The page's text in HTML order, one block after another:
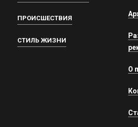
ПРОИСШЕСТВИЯ
СТИЛЬ ЖИЗНИ
О